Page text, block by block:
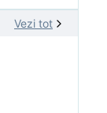
Vezi tot